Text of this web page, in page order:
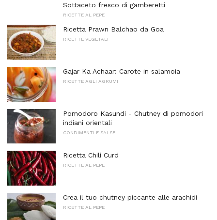
Sottaceto fresco di gamberetti
RICETTE AL PEPE
Ricetta Prawn Balchao da Goa
RICETTE VEGETALI
Gajar Ka Achaar: Carote in salamoia
RICETTE AGLI AGRUMI
Pomodoro Kasundi - Chutney di pomodori
indiani orientali
CONDIMENTI E SALSE
Ricetta Chili Curd
RICETTE AL PEPE
Crea il tuo chutney piccante alle arachidi
RICETTE AL PEPE